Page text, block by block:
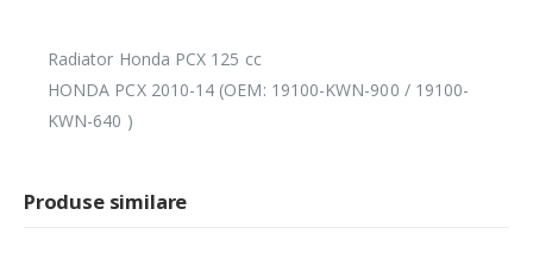
Radiator Honda PCX 125 cc
HONDA PCX 2010-14 (OEM: 19100-KWN-900 / 19100-
KWN-640 )
Produse similare